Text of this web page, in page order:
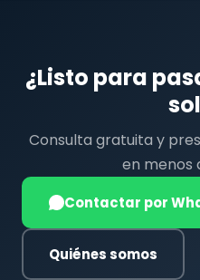
¿Listo para
Consulta gratuita y
en menos
Contactar por
Quiénes somos